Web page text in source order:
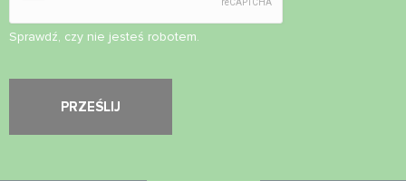
Sprawdź, czy nie jesteś robotem.